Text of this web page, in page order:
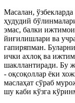
Масалан,
ҳудудий
эмас, балки
йиғилишлари ва
гапиряпман.
ички ахлоқ ва
шакллантиради. Бу
- оқсоқоллар ёки
маслаҳат сўраб
шу каби кўзга